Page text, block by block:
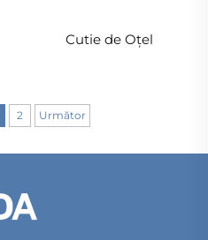
Cutie de Oțel
2 Următor